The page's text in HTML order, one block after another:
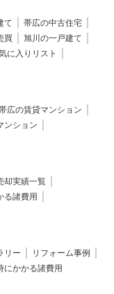
て
帯広の中古住宅
買
旭川の一戸建て
に入りリスト
広の賃貸マンション
ンション
却実績一覧
る諸費用
リー
リフォーム事例
にかかる諸費用